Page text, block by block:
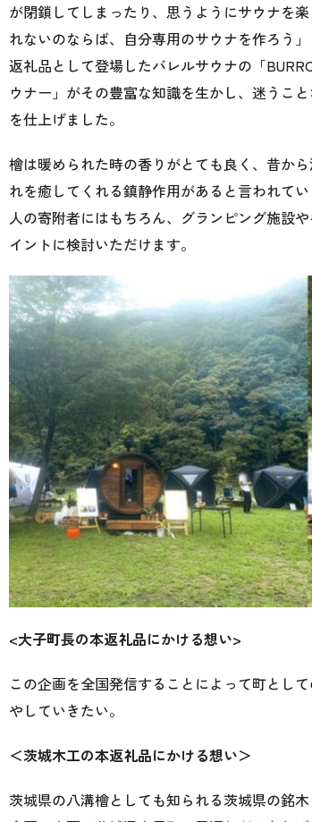
が閉鎖してしまったり、思うようにサウナを
れないのならば、自分専用のサウナを作ろう
返礼品として登場したバレルサウナの「
ウナー」がその豊富な知識を生かし、迷うこ
を仕上げました。
檜は暖められた時の香りがとても良く、昔か
れを癒してくれる鎮静作用があると言われて
人の寄附者にはもちろん、グランピング施設
イントに検討いただけます。
<大子町長の本返礼品にかける想い>
この企画を全国発信することによって町とし
やしていきたい。
＜茨城木工の本返礼品にかける想い＞
茨城県の八溝檜としても知られる茨城県の銘